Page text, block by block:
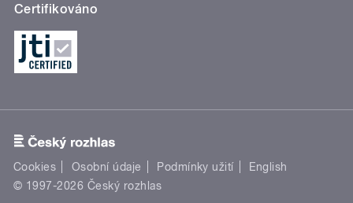
Certifikováno
Cookies Osobní údaje Podmínky užití
English
© 1997-2026 Český rozhlas